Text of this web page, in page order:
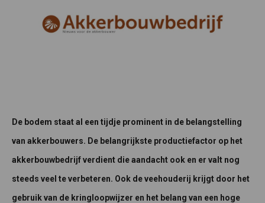
De bodem staat al een tijdje prominent in de belangstelling
van akkerbouwers. De belangrijkste productiefactor op het
akkerbouwbedrijf verdient die aandacht ook en er valt nog
steeds veel te verbeteren. Ook de veehouderij krijgt door het
gebruik van de kringloopwijzer en het belang van een hoge